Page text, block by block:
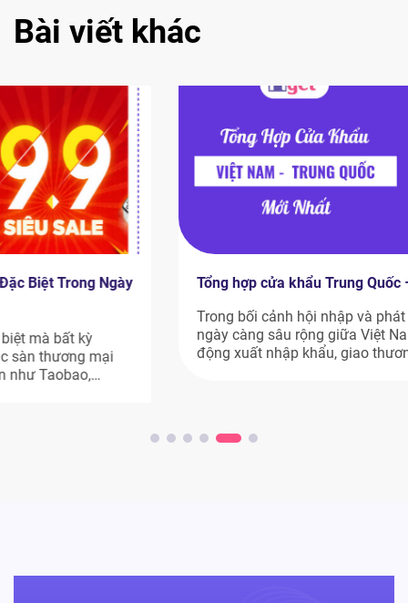
Bài viết khác
Tổng hợp cửa khẩu Trung Quốc – Việt Nam mới nhất
Trong bối cảnh hội nhập và phát triển kinh tế khu vực
ngày càng sâu rộng giữa Việt Nam và Trung Quốc, hoạt
động xuất nhập khẩu, giao thương và du lịch biên giới
luôn giữ vị thế quan trọng. Các cửa khẩu đóng vai trò như